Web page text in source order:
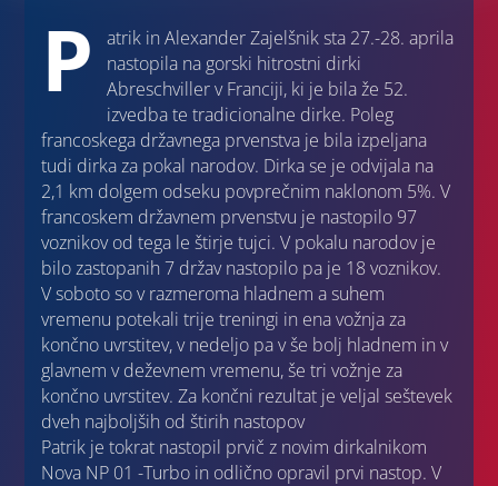
P
atrik in Alexander Zajelšnik sta 27.-28. aprila
nastopila na gorski hitrostni dirki
Abreschviller v Franciji, ki je bila že 52.
izvedba te tradicionalne dirke. Poleg
francoskega državnega prvenstva je bila izpeljana
tudi dirka za pokal narodov. Dirka se je odvijala na
2,1 km dolgem odseku povprečnim naklonom 5%. V
francoskem državnem prvenstvu je nastopilo 97
voznikov od tega le štirje tujci. V pokalu narodov je
bilo zastopanih 7 držav nastopilo pa je 18 voznikov.
V soboto so v razmeroma hladnem a suhem
vremenu potekali trije treningi in ena vožnja za
končno uvrstitev, v nedeljo pa v še bolj hladnem in v
glavnem v deževnem vremenu, še tri vožnje za
končno uvrstitev. Za končni rezultat je veljal seštevek
dveh najboljših od štirih nastopov
Patrik je tokrat nastopil prvič z novim dirkalnikom
Nova NP 01 -Turbo in odlično opravil prvi nastop. V